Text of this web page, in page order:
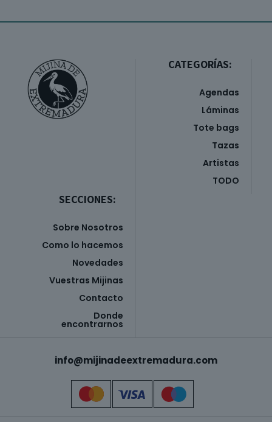
CATEGORÍAS:
Agendas
Láminas
Tote bags
Tazas
Artistas
TODO
SECCIONES:
Sobre Nosotros
Como lo hacemos
Novedades
Vuestras Mijinas
Contacto
Donde
encontrarnos
info@mijinadeextremadura.com